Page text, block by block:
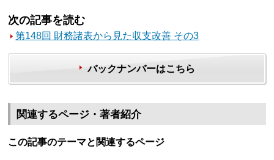
次の記事を読む
第148回 財務諸表から見た収支改善 その3
バックナンバーはこちら
関連するページ・著者紹介
この記事のテーマと関連するページ